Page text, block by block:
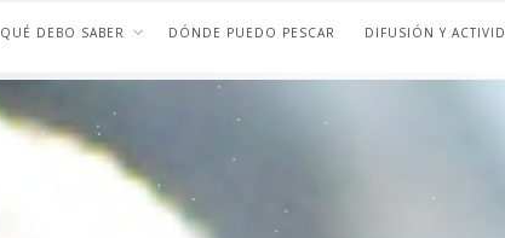
QUÉ DEBO SABER DÓNDE PUEDO PESCAR DIFUSIÓN Y